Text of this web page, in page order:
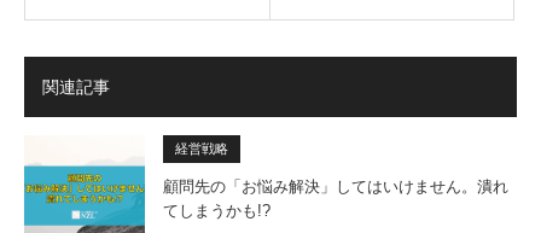
関連記事
経営戦略
顧問先の「お悩み解決」してはいけません。潰れ
てしまうかも!?